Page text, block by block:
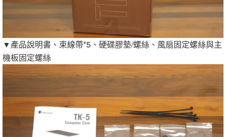
▼產品說明書、束線帶*5、硬碟膠墊/螺絲、風扇固定螺絲與主
機板固定螺絲